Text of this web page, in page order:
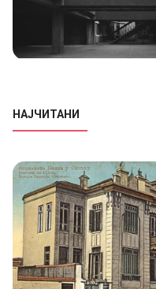
НАЈЧИТАНИ